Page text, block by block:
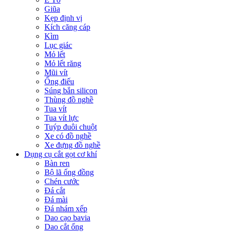
Giũa
Kẹp định vị
Kích căng cáp
Kìm
Lục giác
Mỏ lết
Mỏ lết răng
Mũi vít
Ống điếu
Súng bắn silicon
Thùng đồ nghề
Tua vít
Tua vít lực
Tuýp đuôi chuột
Xe có đồ nghề
Xe đựng đồ nghề
Dụng cụ cắt gọt cơ khí
Bàn ren
Bộ lã ống đồng
Chén cước
Đá cắt
Đá mài
Đá nhám xếp
Dao cạo bavia
Dao cắt ống